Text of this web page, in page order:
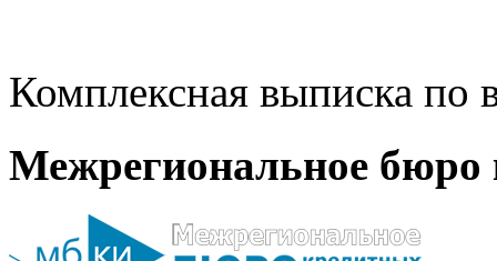
Комплексная выписка
Межрегиональное бюро